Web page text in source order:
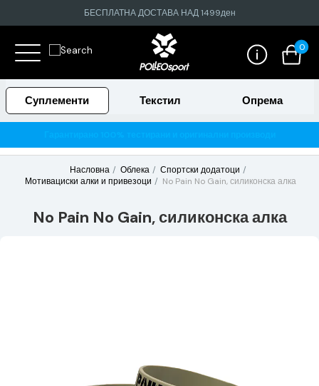
БЕСПЛАТНА ДОСТАВА НАД 1499ден
0
Суплементи Текстил Опрема
Насловна Облека
Спортски додатоци
Мотивациски алки и привезоци
No Pain No Gain, силиконска алка
No Pain No Gain, силиконска алка